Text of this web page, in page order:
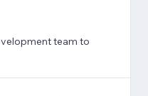
team to